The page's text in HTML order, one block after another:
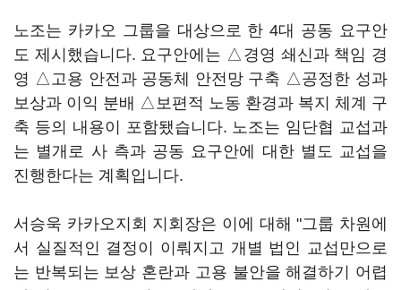
노조는 카카오 그룹을 대상으로 한 4대 공동 요구안
도 제시했습니다. 요구안에는 △경영 쇄신과 책임 경
영 △고용 안전과 공동체 안전망 구축 △공정한 성과
보상과 이익 분배 △보편적 노동 환경과 복지 체계 구
축 등의 내용이 포함됐습니다. 노조는 임단협 교섭과
는 별개로 사 측과 공동 요구안에 대한 별도 교섭을
진행한다는 계획입니다.
서승욱 카카오지회 지회장은 이에 대해 "그룹 차원에
서 실질적인 결정이 이뤄지고 개별 법인 교섭만으로
는 반복되는 보상 혼란과 고용 불안을 해결하기 어렵